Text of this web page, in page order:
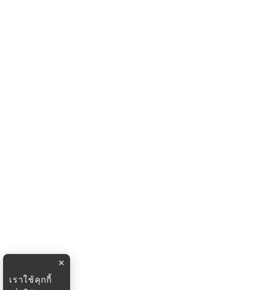
×
เราใช้คุกกี้